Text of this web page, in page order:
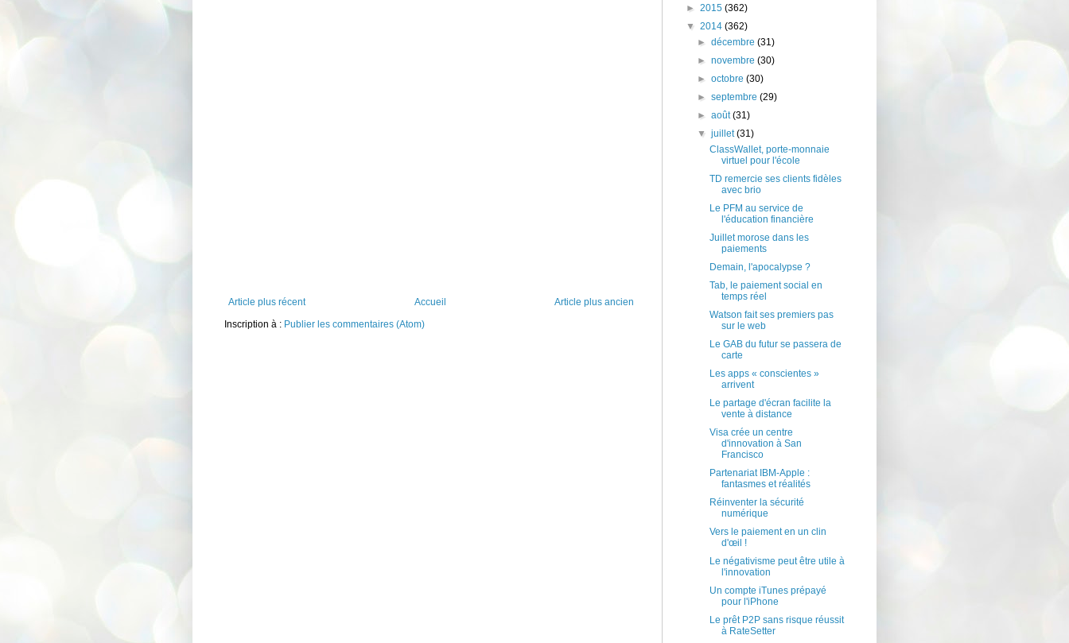
Article plus récent Article plus ancien
Accueil
Inscription à : Publier les commentaires (Atom)
► 2015 (362)
▼ 2014 (362)
►décembre(31)
►novembre(30)
►octobre(30)
►septembre(29)
►août(31)
▼juillet(31)
ClassWallet, porte-monnaie
virtuel pour l'école
TD remercie ses clients fidèles
avec brio
Le PFM au service de
l'éducation financière
Juillet morose dans les
paiements
Demain, l'apocalypse ?
Tab, le paiement social en
temps réel
Watson fait ses premiers pas
sur le web
Le GAB du futur se passera de
carte
Les apps « conscientes »
arrivent
Le partage d'écran facilite la
vente à distance
Visa crée un centre
d'innovation à San
Francisco
Partenariat IBM-Apple :
fantasmes et réalités
Réinventer la sécurité
numérique
Vers le paiement en un clin
d'œil !
Le négativisme peut être utile à
l'innovation
Un compte iTunes prépayé
pour l'iPhone
Le prêt P2P sans risque réussit
à RateSetter